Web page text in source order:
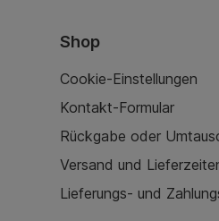
Shop
Cookie-Einstellungen
Kontakt-Formular
Rückgabe oder
Versand und
Lieferungs- und